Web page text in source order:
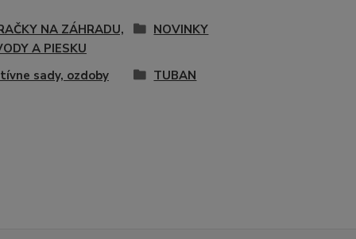
NA ZÁHRADU,
A PIESKU
NOVINKY
sady, ozdoby TUBAN